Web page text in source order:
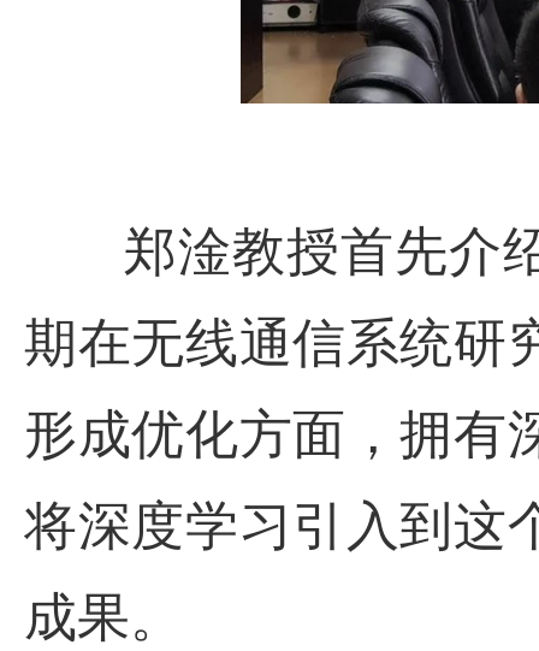
郑淦教授首先介
期在无线通信系统研
形成优化方面，拥有
将深度学习引入到这
成果。